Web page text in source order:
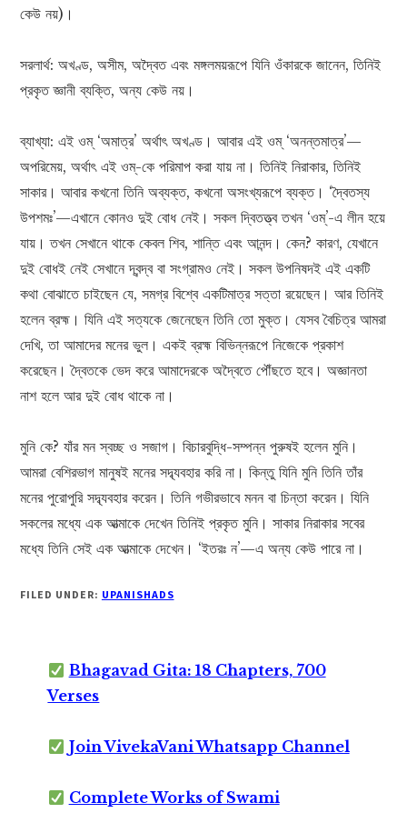
কেউ নয়)।
সরলার্থ: অখণ্ড, অসীম, অদ্বৈত এবং মঙ্গলময়রূপে যিনি ওঁকারকে জানেন, তিনিই
প্রকৃত জ্ঞানী ব্যক্তি, অন্য কেউ নয়।
ব্যাখ্যা: এই ওম্ ‘অমাত্র’ অর্থাৎ অখণ্ড। আবার এই ওম্ ‘অনন্তমাত্র’—
অপরিমেয়, অর্থাৎ এই ওম্‌-কে পরিমাপ করা যায় না। তিনিই নিরাকার, তিনিই
সাকার। আবার কখনো তিনি অব্যক্ত, কখনো অসংখ্যরূপে ব্যক্ত। ‘দ্বৈতস্য
উপশমঃ’—এখানে কোনও দুই বোধ নেই। সকল দ্বিতত্ত্ব তখন ‘ওম্‌’-এ লীন হয়ে
যায়। তখন সেখানে থাকে কেবল শিব, শান্তি এবং আনন্দ। কেন? কারণ, যেখানে
দুই বোধই নেই সেখানে দ্বন্দ্ব বা সংগ্রামও নেই। সকল উপনিষদই এই একটি
কথা বোঝাতে চাইছেন যে, সমগ্র বিশ্বে একটিমাত্র সত্তা রয়েছেন। আর তিনিই
হলেন ব্রহ্ম। যিনি এই সত্যকে জেনেছেন তিনি তো মুক্ত। যেসব বৈচিত্র আমরা
দেখি, তা আমাদের মনের ভুল। একই ব্রহ্ম বিভিন্নরূপে নিজেকে প্রকাশ
করেছেন। দ্বৈতকে ভেদ করে আমাদেরকে অদ্বৈতে পৌঁছতে হবে। অজ্ঞানতা
নাশ হলে আর দুই বোধ থাকে না।
মুনি কে? যাঁর মন স্বচ্ছ ও সজাগ। বিচারবুদ্ধি-সম্পন্ন পুরুষই হলেন মুনি।
আমরা বেশিরভাগ মানুষই মনের সদ্ব্যবহার করি না। কিন্তু যিনি মুনি তিনি তাঁর
মনের পুরোপুরি সদ্ব্যবহার করেন। তিনি গভীরভাবে মনন বা চিন্তা করেন। যিনি
সকলের মধ্যে এক আত্মাকে দেখেন তিনিই প্রকৃত মুনি। সাকার নিরাকার সবের
মধ্যে তিনি সেই এক আত্মাকে দেখেন। ‘ইতরঃ ন’—এ অন্য কেউ পারে না।
FILED UNDER: UPANISHADS
Bhagavad Gita: 18 Chapters, 700
Verses
Join VivekaVani Whatsapp Channel
Complete Works of Swami